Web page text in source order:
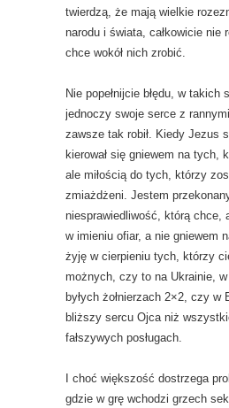
twierdzą, że mają wielkie
narodu i świata, całkowicie nie
chce wokół nich zrobić.
Nie popełnijcie błędu, w takich
jednoczy swoje serce z
zawsze tak robił. Kiedy Jezus
kierował się gniewem na tych,
ale miłością do tych, którzy
zmiażdżeni. Jestem
niesprawiedliwość, którą chce,
w imieniu ofiar, a nie gniewem
żyję w cierpieniu tych, którzy
możnych, czy to na Ukrainie, w
byłych żołnierzach 2×2, czy w
bliższy sercu Ojca niż
fałszywych posługach.
I choć większość dostrzega
gdzie w grę wchodzi grzech